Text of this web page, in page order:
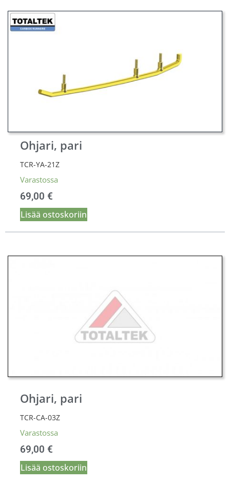
Ohjari, pari
TCR-YA-21Z
Varastossa
69,00 €
Lisää ostoskoriin
Ohjari, pari
TCR-CA-03Z
Varastossa
69,00 €
Lisää ostoskoriin